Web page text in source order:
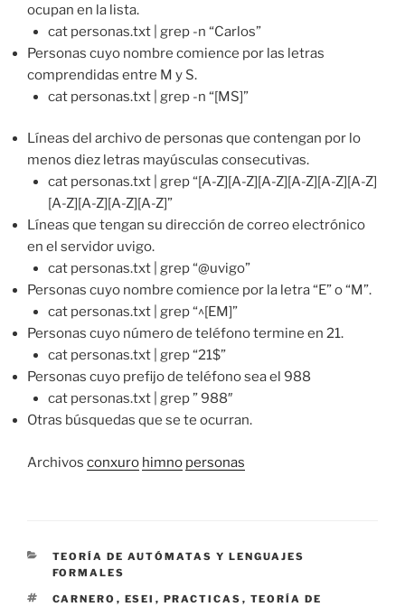
ocupan en la lista.
cat personas.txt | grep -n “Carlos”
Personas cuyo nombre comience por las letras
comprendidas entre M y S.
cat personas.txt | grep -n “[MS]”
Líneas del archivo de personas que contengan por lo
menos diez letras mayúsculas consecutivas.
cat personas.txt | grep “[A-Z][A-Z][A-Z][A-Z][A-Z][A-Z]
[A-Z][A-Z][A-Z][A-Z]”
Líneas que tengan su dirección de correo electrónico
en el servidor uvigo.
cat personas.txt | grep “@uvigo”
Personas cuyo nombre comience por la letra “E” o “M”.
cat personas.txt | grep “^[EM]”
Personas cuyo número de teléfono termine en 21.
cat personas.txt | grep “21$”
Personas cuyo prefijo de teléfono sea el 988
cat personas.txt | grep ” 988″
Otras búsquedas que se te ocurran.
Archivos conxuro himno personas
CATEGORIES
TEORÍA DE AUTÓMATAS Y LENGUAJES
FORMALES
TAGS
CARNERO , ESEI , PRACTICAS , TEORÍA DE